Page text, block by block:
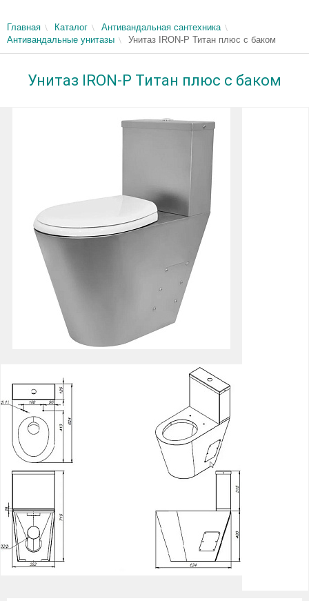
Главная Каталог
Антивандальная сантехника
Антивандальные унитазы
Унитаз IRON-P Титан плюс с баком
Унитаз IRON-P Титан плюс с баком